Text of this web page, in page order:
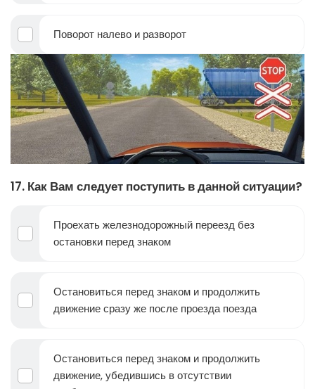
Поворот налево и разворот
17. Как Вам следует поступить в данной ситуации?
Проехать железнодорожный переезд без
остановки перед знаком
Остановиться перед знаком и продолжить
движение сразу же после проезда поезда
Остановиться перед знаком и продолжить
движение, убедившись в отсутствии